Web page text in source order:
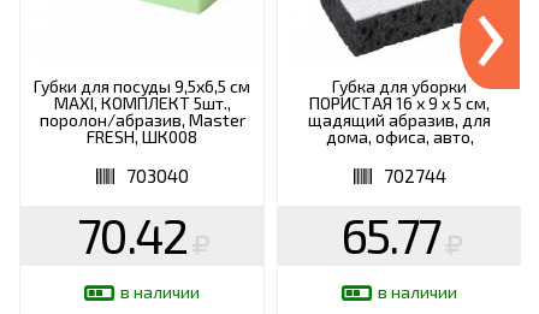
Губки для посуды 9,5х6,5 см
MAXI, КОМПЛЕКТ 5шт.,
поролон/абразив, Master
FRESH, ШК008
703040
70.42
в наличии
Губка для уборки
ПОРИСТАЯ 16 х 9 х 5 см,
щадящий абразив, для
дома, офиса, авто,
702744
702744
65.77
в наличии